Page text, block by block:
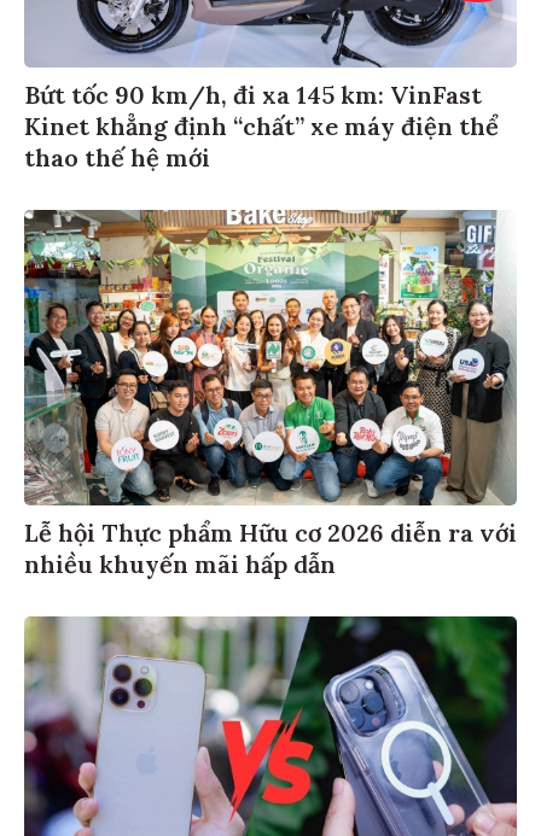
Bứt tốc 90 km/h, đi xa 145 km: VinFast
Kinet khẳng định “chất” xe máy điện thể
thao thế hệ mới
Lễ hội Thực phẩm Hữu cơ 2026 diễn ra với
nhiều khuyến mãi hấp dẫn